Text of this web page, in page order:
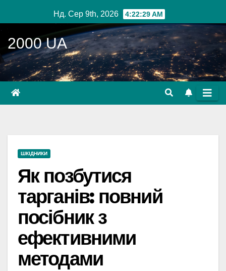
до
вмісту
Нд. Сер 9th, 2026 4:22:30 AM
2000 UA
ШКІДНИКИ
Як позбутися
тарганів: повний
посібник з
ефективними
методами